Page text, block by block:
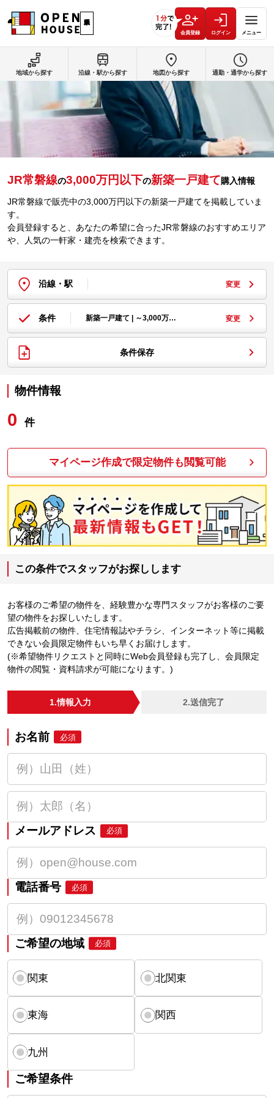
会員登録 ログイン メニュー
JR常磐線の3,000万円以下の新築一戸建て購入情報
JR常磐線で販売中の3,000万円以下の新築一戸建てを掲載していま
す。
会員登録すると、あなたの希望に合ったJR常磐線のおすすめエリア
や、人気の一軒家・建売を検索できます。
沿線・駅 変更
条件 新築一戸建て | ～3,000万… 変更
条件保存
物件情報
0 件
マイページ作成で限定物件も閲覧可能
この条件でスタッフがお探しします
お客様のご希望の物件を、経験豊かな専門スタッフがお客様のご要
望の物件をお探しいたします。
広告掲載前の物件、住宅情報誌やチラシ、インターネット等に掲載
できない会員限定物件もいち早くお届けします。
(※希望物件リクエストと同時にWeb会員登録も完了し、会員限定
物件の閲覧・資料請求が可能になります。)
1.情報入力 2.送信完了
お名前 必須
メールアドレス 必須
電話番号 必須
ご希望の地域 必須
関東 北関東
東海 関西
九州
ご希望条件
地域から探す 沿線・駅から探す 地図から探す 通勤・通学から探す